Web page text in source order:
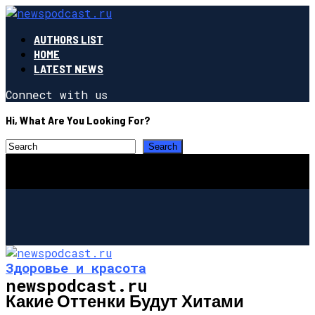
AUTHORS LIST
HOME
LATEST NEWS
Connect with us
Hi, What Are You Looking For?
newspodcast.ru
Здоровье и красота
Какие Оттенки Будут Хитами